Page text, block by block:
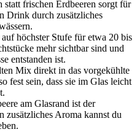
frischen Erdbeeren sorgt für
Drink durch zusätzliches
höchster Stufe für etwa 20 bis
mehr sichtbar sind und
entstanden ist.
Mix direkt in das vorgekühlte
fest sein, dass sie im Glas leicht
am Glasrand ist der
zusätzliches Aroma kannst du